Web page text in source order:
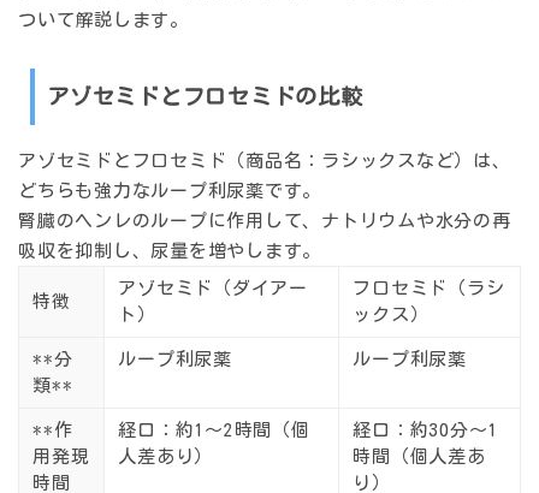
ついて解説します。
アゾセミドとフロセミドの比較
アゾセミドとフロセミド（商品名：ラシックスなど）は、
どちらも強力なループ利尿薬です。
腎臓のヘンレのループに作用して、ナトリウムや水分の再
吸収を抑制し、尿量を増やします。
特徴
アゾセミド（ダイアー
ト）
フロセミド（ラシ
ックス）
**分
類**
ループ利尿薬 ループ利尿薬
**作
用発現
時間
経口：約1〜2時間（個
人差あり）
経口：約30分〜1
時間（個人差あ
り）